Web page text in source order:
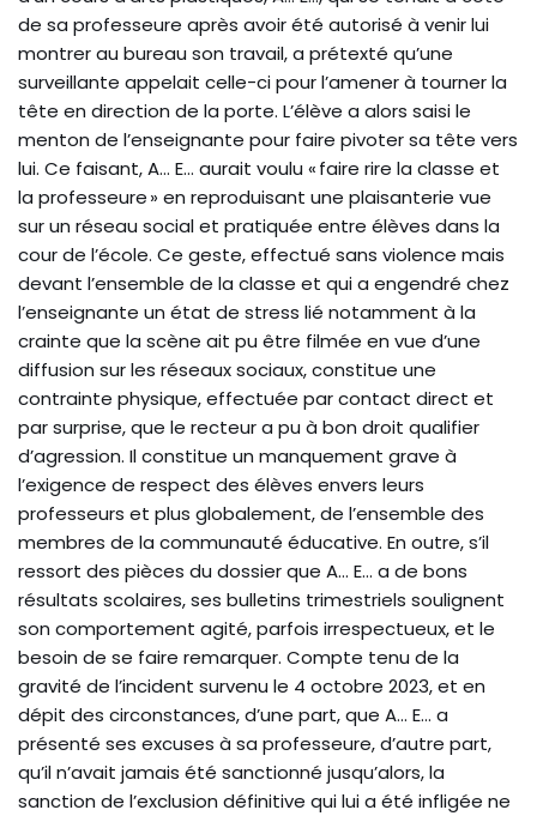
de sa professeure après avoir été autorisé à venir lui
montrer au bureau son travail, a prétexté qu’une
surveillante appelait celle-ci pour l’amener à tourner la
tête en direction de la porte. L’élève a alors saisi le
menton de l’enseignante pour faire pivoter sa tête vers
lui. Ce faisant, A… E… aurait voulu « faire rire la classe et
la professeure » en reproduisant une plaisanterie vue
sur un réseau social et pratiquée entre élèves dans la
cour de l’école. Ce geste, effectué sans violence mais
devant l’ensemble de la classe et qui a engendré chez
l’enseignante un état de stress lié notamment à la
crainte que la scène ait pu être filmée en vue d’une
diffusion sur les réseaux sociaux, constitue une
contrainte physique, effectuée par contact direct et
par surprise, que le recteur a pu à bon droit qualifier
d’agression. Il constitue un manquement grave à
l’exigence de respect des élèves envers leurs
professeurs et plus globalement, de l’ensemble des
membres de la communauté éducative. En outre, s’il
ressort des pièces du dossier que A… E… a de bons
résultats scolaires, ses bulletins trimestriels soulignent
son comportement agité, parfois irrespectueux, et le
besoin de se faire remarquer. Compte tenu de la
gravité de l’incident survenu le 4 octobre 2023, et en
dépit des circonstances, d’une part, que A… E… a
présenté ses excuses à sa professeure, d’autre part,
qu’il n’avait jamais été sanctionné jusqu’alors, la
sanction de l’exclusion définitive qui lui a été infligée ne